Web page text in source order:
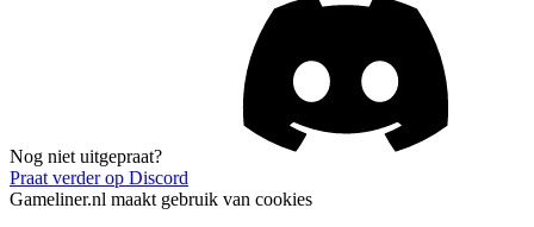
Nog niet uitgepraat?
Praat verder op Discord
Gameliner.nl maakt gebruik van cookies